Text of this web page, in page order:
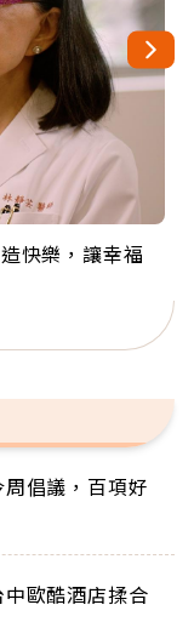
快樂，讓幸福
年 「台灣是我
「蛋黃哥小
休後才開始真
年長羽球選
提琴還登上小
倡議，百項好
歐酷酒店揉合